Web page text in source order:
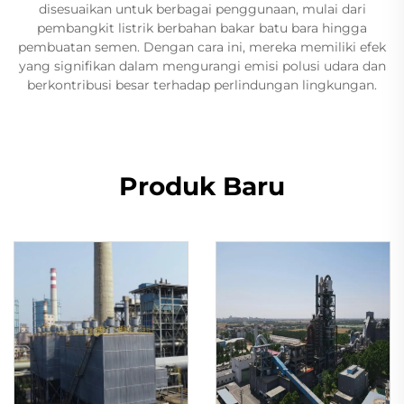
disesuaikan untuk berbagai penggunaan, mulai dari
pembangkit listrik berbahan bakar batu bara hingga
pembuatan semen. Dengan cara ini, mereka memiliki efek
yang signifikan dalam mengurangi emisi polusi udara dan
berkontribusi besar terhadap perlindungan lingkungan.
Produk Baru